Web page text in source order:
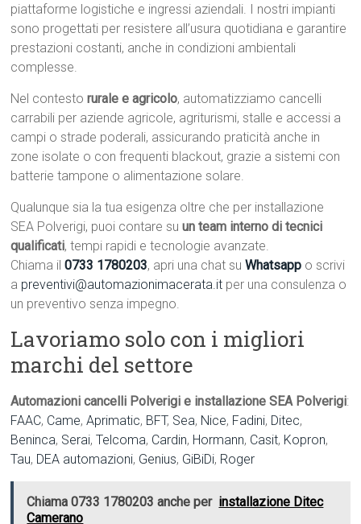
piattaforme logistiche e ingressi aziendali. I nostri impianti
sono progettati per resistere all’usura quotidiana e garantire
prestazioni costanti, anche in condizioni ambientali
complesse.
Nel contestorurale e agricolo, automatizziamo cancelli
carrabili per aziende agricole, agriturismi, stalle e accessi a
campi o strade poderali, assicurando praticità anche in
zone isolate o con frequenti blackout, grazie a sistemi con
batterie tampone o alimentazione solare.
Qualunque sia la tua esigenza oltre che per installazione
SEA Polverigi, puoi contare suun team interno di tecnici
qualificati, tempi rapidi e tecnologie avanzate.
Chiama il0733 1780203, apri una chat suWhatsapp o scrivi
a preventivi@automazionimacerata.it per una consulenza o
un preventivo senza impegno.
Lavoriamo solo con i migliori
marchi del settore
Automazioni cancelli Polverigi e installazione SEA Polverigi:
FAAC, Came,Aprimatic, BFT, Sea, Nice, Fadini, Ditec,
Beninca, Serai,Telcoma, Cardin, Hormann, Casit, Kopron,
Tau, DEA automazioni, Genius, GiBiDi, Roger
Chiama 0733 1780203 anche per installazione Ditec
Camerano